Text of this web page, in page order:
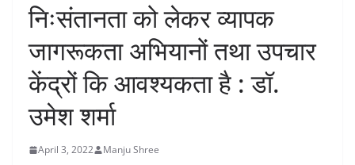
निःसंतानता को लेकर व्यापक
जागरूकता अभियानों तथा उपचार
केंद्रों कि आवश्यकता है : डॉ.
उमेश शर्मा
April 3, 2022 Manju Shree